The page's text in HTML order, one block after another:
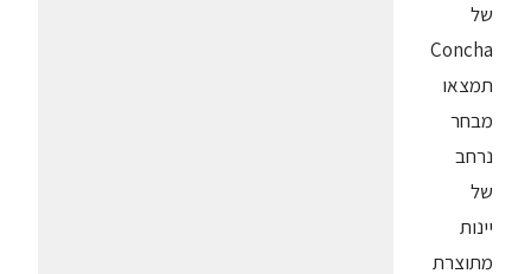
של
Concha
תמצאו
מבחר
נרחב
של
יינות
מתוצרת